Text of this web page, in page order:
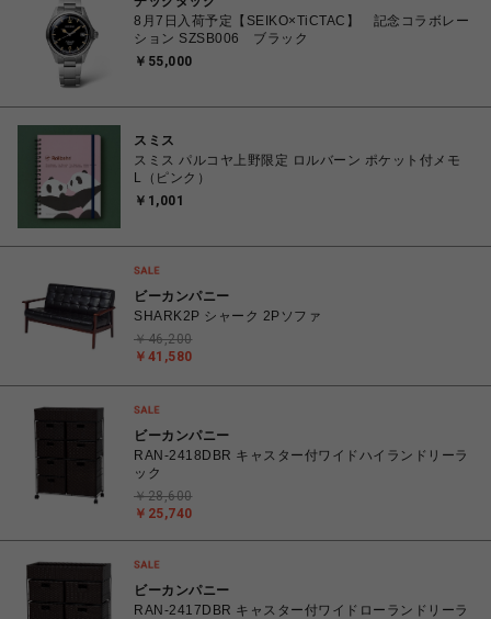
8月7日入荷予定【SEIKO×TiCTAC】 記念コラボレー
ション SZSB006 ブラック
￥55,000
スミス
スミス パルコヤ上野限定 ロルバーン ポケット付メモ
L（ピンク）
￥1,001
ビーカンパニー
SHARK2P シャーク 2Pソファ
￥41,580
￥46,200
ビーカンパニー
RAN-2418DBR キャスター付ワイドハイランドリーラ
ック
￥25,740
￥28,600
ビーカンパニー
RAN-2417DBR キャスター付ワイドローランドリーラ